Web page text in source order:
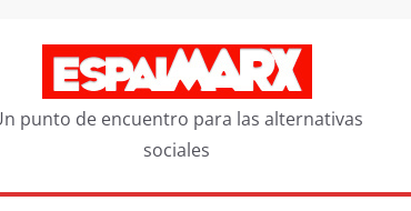
punto de encuentro para las alternativas
sociales